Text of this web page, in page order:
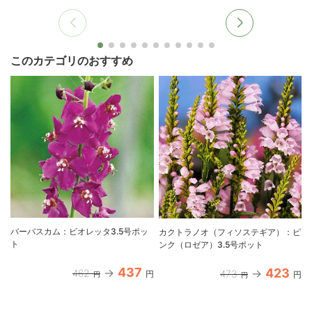
このカテゴリのおすすめ
バーバスカム：ビオレッタ3.5号ポッ
ト
462 円 437 円
カクトラノオ（フィソステギア）：ピ
ンク（ロゼア）3.5号ポット
473 円 423 円